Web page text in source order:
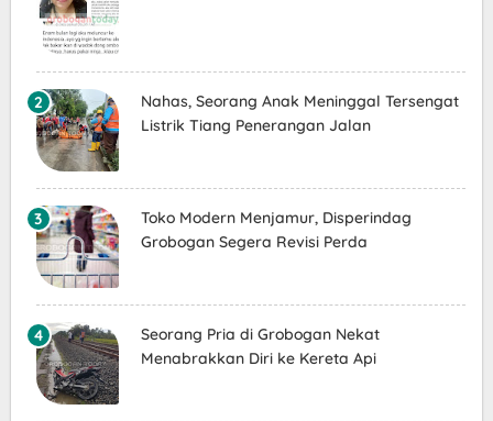
Nahas, Seorang Anak Meninggal Tersengat
Listrik Tiang Penerangan Jalan
Toko Modern Menjamur, Disperindag
Grobogan Segera Revisi Perda
Seorang Pria di Grobogan Nekat
Menabrakkan Diri ke Kereta Api